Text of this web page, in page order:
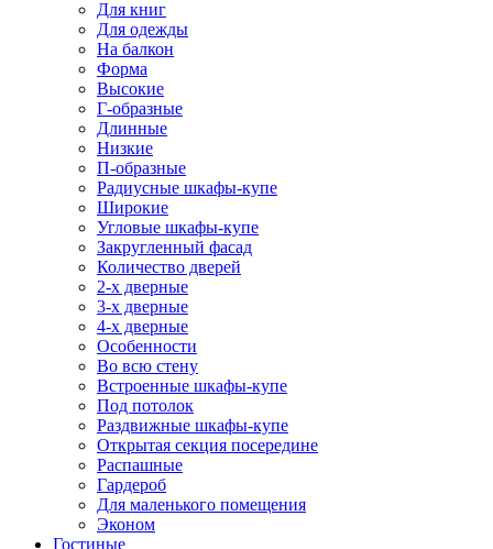
Для книг
Для одежды
На балкон
Форма
Высокие
Г-образные
Длинные
Низкие
П-образные
Радиусные шкафы-купе
Широкие
Угловые шкафы-купе
Закругленный фасад
Количество дверей
2-х дверные
3-х дверные
4-х дверные
Особенности
Во всю стену
Встроенные шкафы-купе
Под потолок
Раздвижные шкафы-купе
Открытая секция посередине
Распашные
Гардероб
Для маленького помещения
Эконом
Гостиные